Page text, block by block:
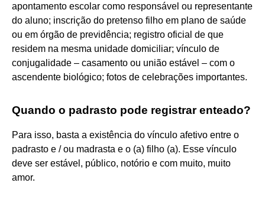
apontamento escolar como responsável ou representante
do aluno; inscrição do pretenso filho em plano de saúde
ou em órgão de previdência; registro oficial de que
residem na mesma unidade domiciliar; vínculo de
conjugalidade – casamento ou união estável – com o
ascendente biológico; fotos de celebrações importantes.
Quando o padrasto pode registrar enteado?
Para isso, basta a existência do vínculo afetivo entre o
padrasto e / ou madrasta e o (a) filho (a). Esse vínculo
deve ser estável, público, notório e com muito, muito
amor.